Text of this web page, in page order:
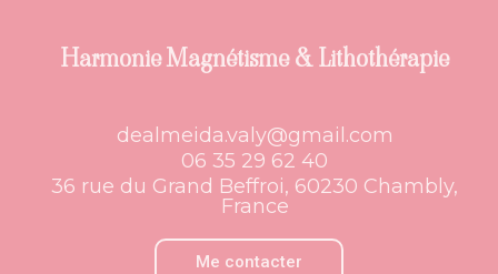
Harmonie Magnétisme & Lithothérapie
dealmeida.valy@gmail.com
06 35 29 62 40
36 rue du Grand Beffroi, 60230 Chambly,
France
Me contacter